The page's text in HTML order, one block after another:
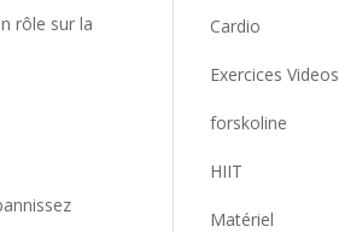
rôle sur la
Cardio
Exercices Videos
forskoline
HIIT
Matériel